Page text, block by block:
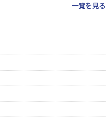
一覧を見る